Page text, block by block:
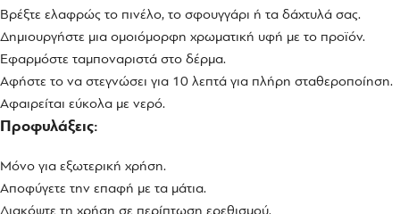
Βρέξτε ελαφρώς το πινέλο, το σφουγγάρι ή τα δάχτυλά σας.
Δημιουργήστε μια ομοιόμορφη χρωματική υφή με το προϊόν.
Εφαρμόστε ταμποναριστά στο δέρμα.
Αφήστε το να στεγνώσει για 10 λεπτά για πλήρη σταθεροποίηση.
Αφαιρείται εύκολα με νερό.
Προφυλάξεις:
Μόνο για εξωτερική χρήση.
Αποφύγετε την επαφή με τα μάτια.
Διακόψτε τη χρήση σε περίπτωση ερεθισμού.